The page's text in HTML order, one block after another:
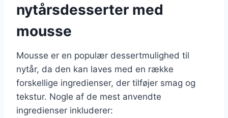
nytårsdesserter med
mousse
Mousse er en populær dessertmulighed til
nytår, da den kan laves med en række
forskellige ingredienser, der tilføjer smag og
tekstur. Nogle af de mest anvendte
ingredienser inkluderer: